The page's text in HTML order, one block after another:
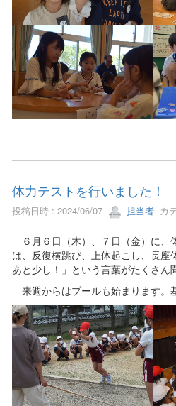
体力テストを行いました！
投稿日時 : 2024/06/07 担当者カ
６月６日（木）、７日（金）に、
は、反復横跳び、上体起こし、長
あと少し！」という言葉がたくさん
来週からはプールも始まります。